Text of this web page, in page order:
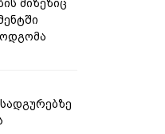
მიზეზიც
სადგურებზე